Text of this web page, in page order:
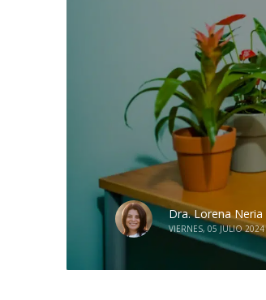
Dra. Lorena Neria
VIERNES, 05 JULIO 2024